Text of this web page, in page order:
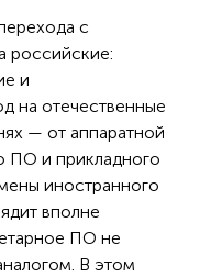
с
российские:
и
на отечественные
— от аппаратной
ПО и прикладного
иностранного
вполне
ПО не
В этом